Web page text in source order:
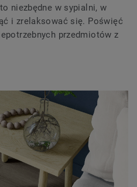
niezbędne w sypialni, w
i zrelaksować się. Poświęć
przedmiotów z